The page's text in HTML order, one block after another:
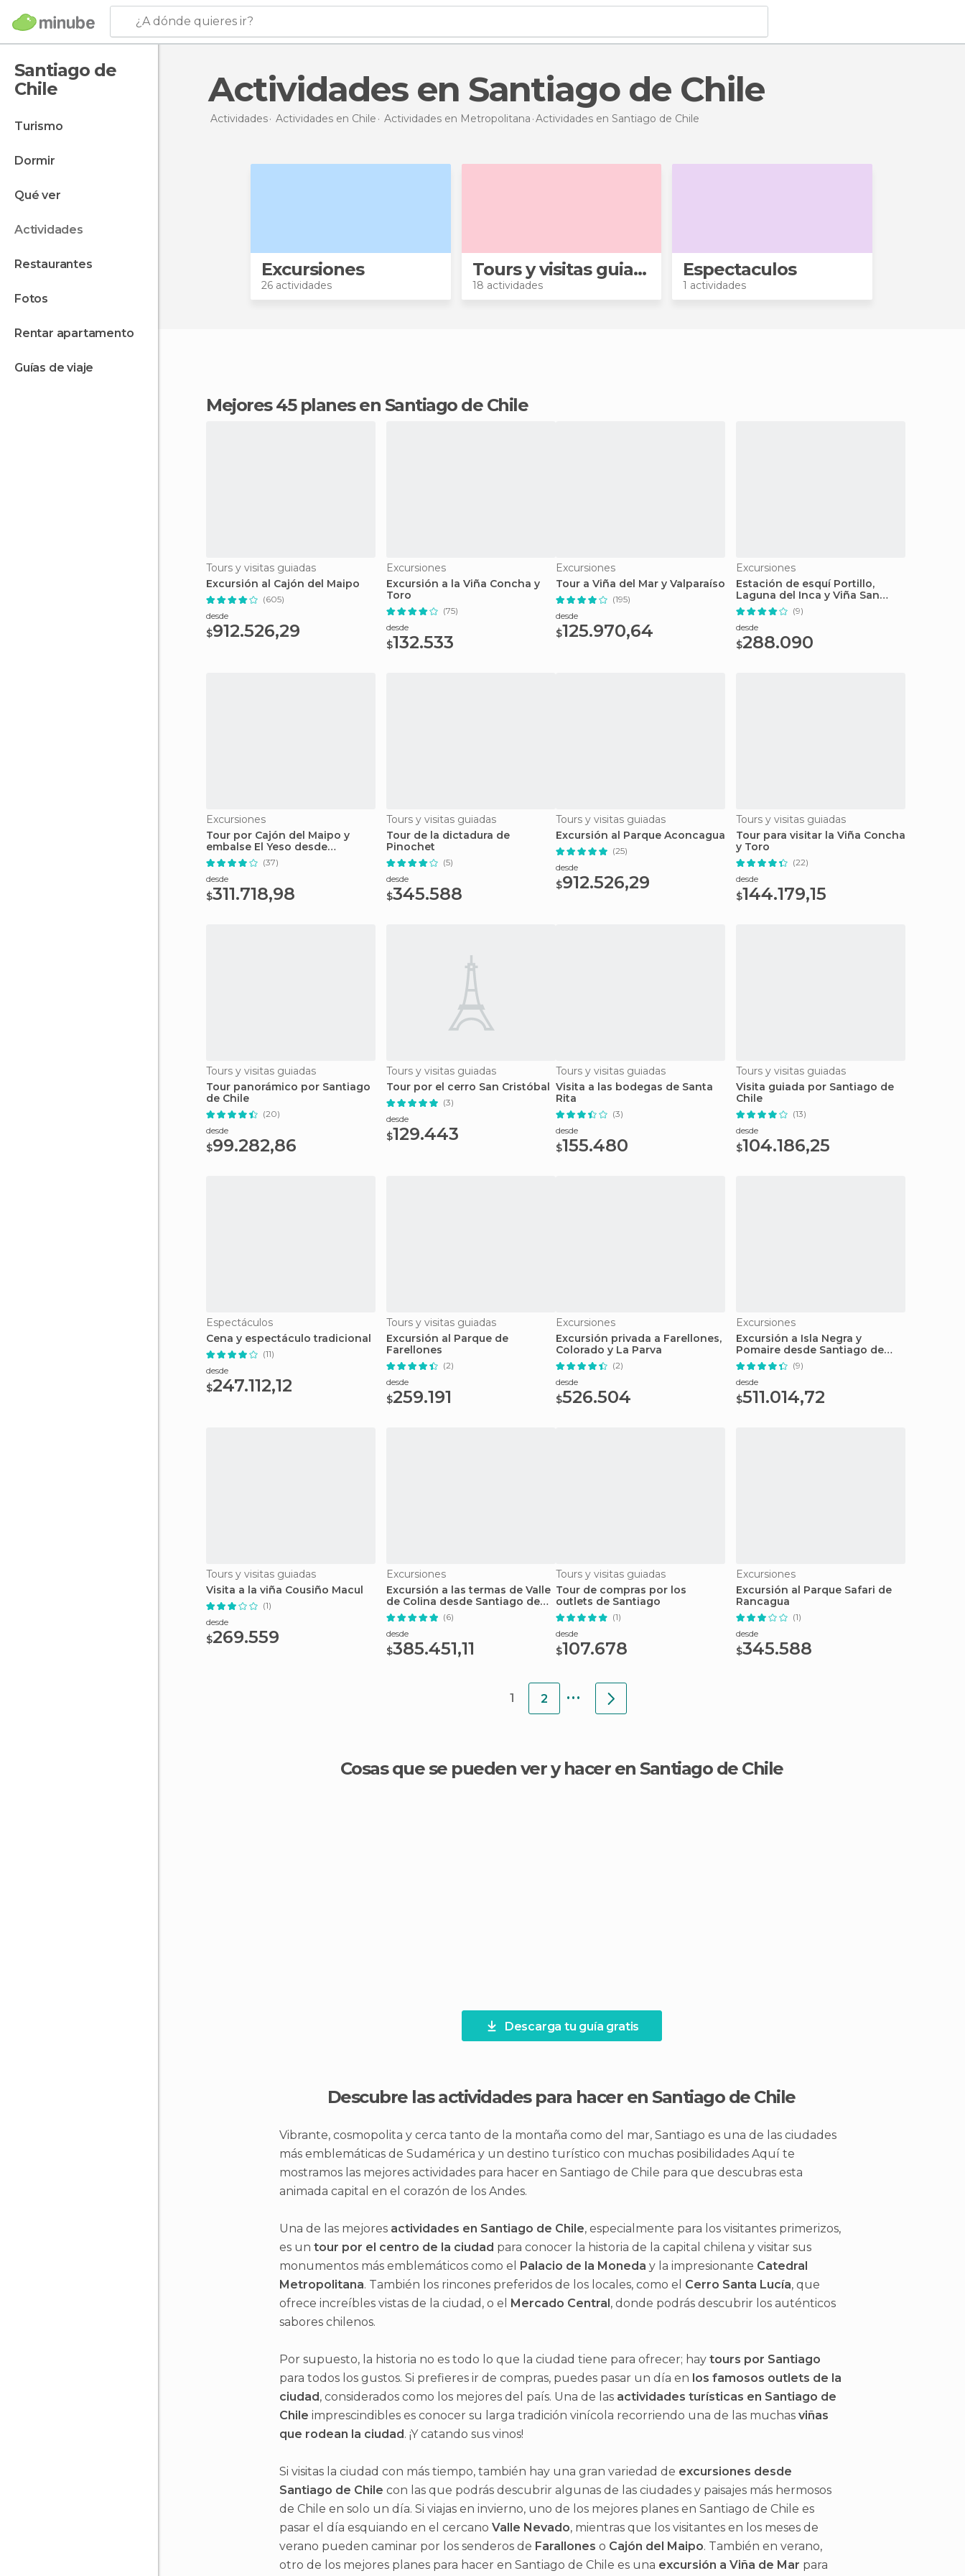
¿A dónde quieres ir?
Santiago de
Chile
turismo
dormir
qué ver
actividades
restaurantes
fotos
rentar apartamento
guías de viaje
Actividades en Santiago de Chile
Actividades Actividades en Chile Actividades en Metropolitana Actividades en Santiago de Chile
Excursiones
26 actividades
Tours y visitas guiadas
18 actividades
Espectaculos
1 actividades
Mejores 45 planes en Santiago de Chile
Tours y visitas guiadas
Excursión al Cajón del Maipo
(605)
desde
$912.526,29
Excursiones
Excursión a la Viña Concha y
Toro
(75)
desde
$132.533
Excursiones
Tour a Viña del Mar y Valparaíso
(195)
desde
$125.970,64
Excursiones
Estación de esquí Portillo,
Laguna del Inca y Viña San
Esteban
(9)
desde
$288.090
Excursiones
Tour por Cajón del Maipo y
embalse El Yeso desde
Santiago de Chile
(37)
desde
$311.718,98
Tours y visitas guiadas
Tour de la dictadura de
Pinochet
(5)
desde
$345.588
Tours y visitas guiadas
Excursión al Parque Aconcagua
(25)
desde
$912.526,29
Tours y visitas guiadas
Tour para visitar la Viña Concha
y Toro
(22)
desde
$144.179,15
Tours y visitas guiadas
Tour panorámico por Santiago
de Chile
(20)
desde
$99.282,86
Tours y visitas guiadas
Tour por el cerro San Cristóbal
(3)
desde
$129.443
Tours y visitas guiadas
Visita a las bodegas de Santa
Rita
(3)
desde
$155.480
Tours y visitas guiadas
Visita guiada por Santiago de
Chile
(13)
desde
$104.186,25
Espectáculos
Cena y espectáculo tradicional
(11)
desde
$247.112,12
Tours y visitas guiadas
Excursión al Parque de
Farellones
(2)
desde
$259.191
Excursiones
Excursión privada a Farellones,
Colorado y La Parva
(2)
desde
$526.504
Excursiones
Excursión a Isla Negra y
Pomaire desde Santiago de
Chile
(9)
desde
$511.014,72
Tours y visitas guiadas
Visita a la viña Cousiño Macul
(1)
desde
$269.559
Excursiones
Excursión a las termas de Valle
de Colina desde Santiago de
Chile
(6)
desde
$385.451,11
Tours y visitas guiadas
Tour de compras por los
outlets de Santiago
(1)
desde
$107.678
Excursiones
Excursión al Parque Safari de
Rancagua
(1)
desde
$345.588
1 2 ...
Cosas que se pueden ver y hacer en Santiago de Chile
Descarga tu guía gratis
Descubre las actividades para hacer en Santiago de Chile
Vibrante, cosmopolita y cerca tanto de la montaña como del mar, Santiago es una de las ciudades
más emblemáticas de Sudamérica y un destino turístico con muchas posibilidades Aquí te
mostramos las mejores actividades para hacer en Santiago de Chile para que descubras esta
animada capital en el corazón de los Andes.
Una de las mejores actividades en Santiago de Chile, especialmente para los visitantes primerizos,
es un tour por el centro de la ciudad para conocer la historia de la capital chilena y visitar sus
monumentos más emblemáticos como el Palacio de la Moneda y la impresionante Catedral
Metropolitana. También los rincones preferidos de los locales, como el Cerro Santa Lucía, que
ofrece increíbles vistas de la ciudad, o el Mercado Central, donde podrás descubrir los auténticos
sabores chilenos.
Por supuesto, la historia no es todo lo que la ciudad tiene para ofrecer; hay tours por Santiago
para todos los gustos. Si prefieres ir de compras, puedes pasar un día en los famosos outlets de la
ciudad, considerados como los mejores del país. Una de las actividades turísticas en Santiago de
Chile imprescindibles es conocer su larga tradición vinícola recorriendo una de las muchas viñas
que rodean la ciudad. ¡Y catando sus vinos!
Si visitas la ciudad con más tiempo, también hay una gran variedad de excursiones desde
Santiago de Chile con las que podrás descubrir algunas de las ciudades y paisajes más hermosos
de Chile en solo un día. Si viajas en invierno, uno de los mejores planes en Santiago de Chile es
pasar el día esquiando en el cercano Valle Nevado, mientras que los visitantes en los meses de
verano pueden caminar por los senderos de Farallones o Cajón del Maipo. También en verano,
otro de los mejores planes para hacer en Santiago de Chile es una excursión a Viña de Mar para